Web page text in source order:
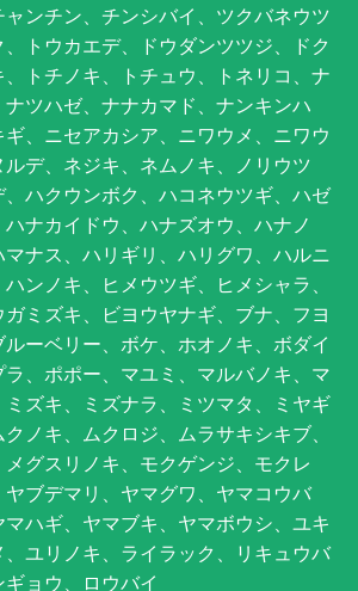
ンチン、チンシバイ、ツクバネウツ
トウカエデ、ドウダンツツジ、ドク
トチノキ、トチュウ、トネリコ、ナ
ツハゼ、ナナカマド、ナンキンハ
、ニセアカシア、ニワウメ、ニワウ
デ、ネジキ、ネムノキ、ノリウツ
ハクウンボク、ハコネウツギ、ハゼ
ナカイドウ、ハナズオウ、ハナノ
ナス、ハリギリ、ハリグワ、ハルニ
ンノキ、ヒメウツギ、ヒメシャラ、
ミズキ、ビヨウヤナギ、ブナ、フヨ
ーベリー、ボケ、ホオノキ、ボダイ
、ポポー、マユミ、マルバノキ、マ
ズキ、ミズナラ、ミツマタ、ミヤギ
ノキ、ムクロジ、ムラサキシキブ、
グスリノキ、モクゲンジ、モクレ
ブデマリ、ヤマグワ、ヤマコウバ
ハギ、ヤマブキ、ヤマボウシ、ユキ
ユリノキ、ライラック、リキュウバ
ョウ、ロウバイ